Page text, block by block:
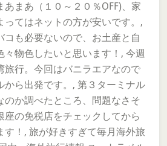
まあ（１０～２０％OFF)、家
ってはネットの方が安いです。,
コも必要ないので、お土産と自
々物色したいと思います！, 今週
旅行。今回はバニラエアなので
から出発です。, 第３ターミナル
のか調べたところ、問題なさそ
座の免税店をチェックしてから
す！, 旅が好きすぎて毎月海外旅